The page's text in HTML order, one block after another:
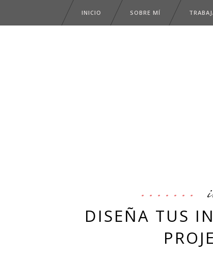
INICIO SOBRE MÍ
DISEÑA TUS